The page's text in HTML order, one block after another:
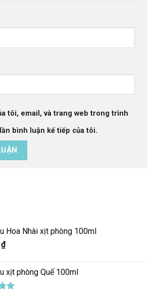
tôi, email, và trang web trong trình
bình luận kế tiếp của tôi.
Hoa Nhài xịt phòng 100ml
₫
xịt phòng Quế 100ml